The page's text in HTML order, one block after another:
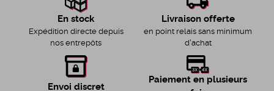
En stock
Expédition directe depuis
nos entrepôts
Livraison offerte
en point relais sans minimum
d'achat
Envoi discret
Paiement en plusieurs